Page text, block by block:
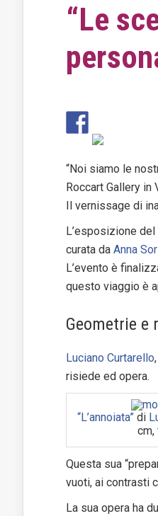
“Le
“Noi siamo le
Roccart Gallery in
Il vernissage di
L’esposizione
curata da Anna
L’evento è
questo viaggio è
Geometrie e
Luciano Curtarello
risiede ed opera.
“L’annoiata” di
cm,
Questa sua
vuoti, ai contrasti
La sua opera ha